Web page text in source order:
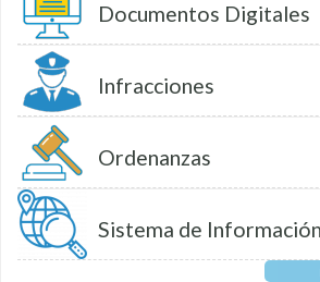
Documentos Digitales
Infracciones
Ordenanzas
Sistema de